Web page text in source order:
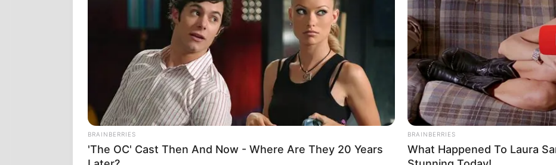
BRAINBERRIES
'The OC' Cast Then And Now - Where Are They 20 Years
BRAINBERRIES
What Happened To Laura
William And Kate Let Their Guard
Down, But The Cameras Were On
BUZZDAY
Embarrassing Prince William Moment
Caught On Camera (Watch)
BUZZ DAY
The
Seen